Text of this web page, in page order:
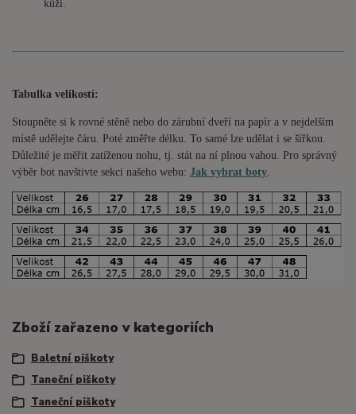
kůži.
Tabulka velikostí:
Stoupněte si k rovné stěně nebo do zárubní dveří na papír a v nejdelším
místě udělejte čáru. Poté změřte délku. To samé lze udělat i se šířkou.
Důležité je měřit zatíženou nohu, tj. stát na ní plnou vahou. Pro správný
výběr bot navštivte sekci našeho webu: Jak vybrat boty
Zboží zařazeno v kategoriích
Baletní piškoty
Taneční piškoty
Taneční piškoty